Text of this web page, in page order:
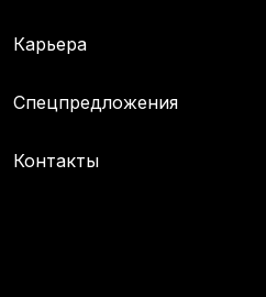
Карьера
Спецпредложения
Контакты